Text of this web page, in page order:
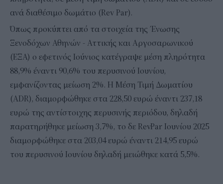
ανά διαθέσιμο δωμάτιο (Rev Par).
Όπως προκύπτει από τα στοιχεία της Ένωσης
Ξενοδόχων Αθηνών - Αττικής και Αργοσαρωνικού
(ΕΞΑ) ο εφετινός Ιούνιος κατέγραψε μέση πληρότητα
88,9% έναντι 90,6% του περυσινού Ιουνίου,
εμφανίζοντας μείωση 2%. Η Μέση Τιμή Δωματίου
(ADR), διαμορφώθηκε στα 228,50 ευρώ έναντι 237,18
ευρώ της αντίστοιχης περυσινής περιόδου, δηλαδή
παρατηρήθηκε μείωση 3,7%, το δε RevPar Ιουνίου 2025
διαμορφώθηκε στα 203,04 ευρώ έναντι 214,95 ευρώ
του περυσινού Ιουνίου δηλαδή μειώθηκε κατά 5,5%.